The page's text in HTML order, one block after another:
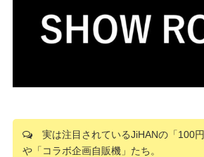
実は注目されているJiHANの「100円
や「コラボ企画自販機」たち。